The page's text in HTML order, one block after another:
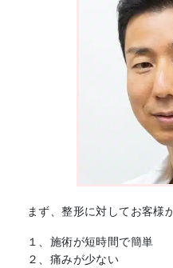
まず、整形に対してお客様
１、施術が短時間で簡単
２、痛みが少ない